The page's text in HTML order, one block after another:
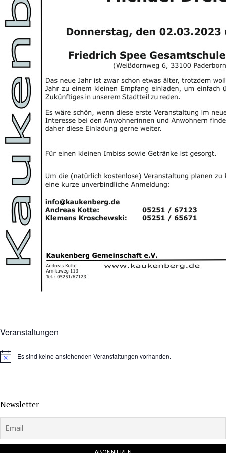
Veranstaltungen
HinweisEs sind keine anstehenden Veranstaltungen vorhanden.
Newsletter